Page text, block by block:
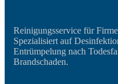
Reinigungsservice für
Spezialisiert auf
Entrümpelung nach
Brandschaden.